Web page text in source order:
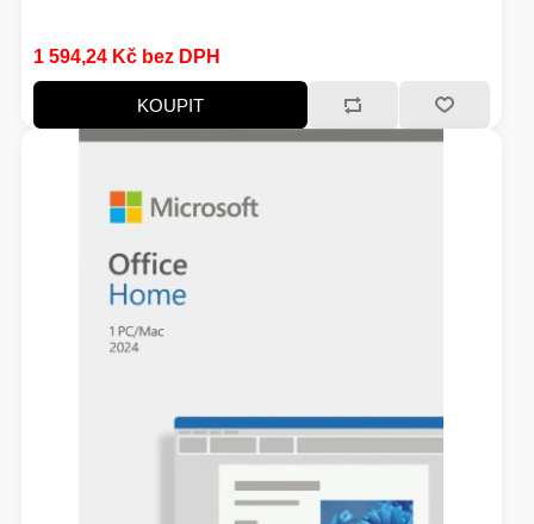
1 594,24 Kč bez DPH
KOUPIT